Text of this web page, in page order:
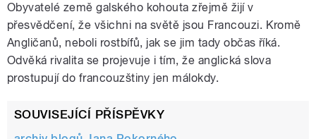
Obyvatelé země galského kohouta zřejmě žijí v
přesvědčení, že všichni na světě jsou Francouzi. Kromě
Angličanů, neboli rostbífů, jak se jim tady občas říká.
Odvěká rivalita se projevuje i tím, že anglická slova
prostupují do francouzštiny jen málokdy.
SOUVISEJÍCÍ PŘÍSPĚVKY